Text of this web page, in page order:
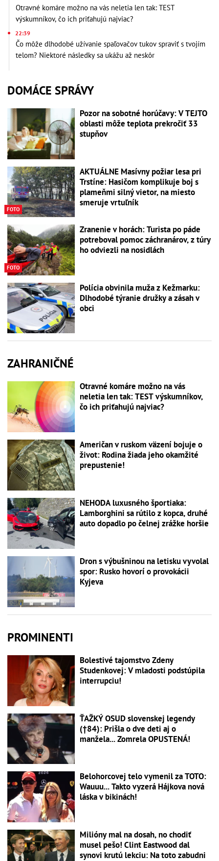
Otravné komáre možno na vás neletia len tak: TEST
výskumníkov, čo ich priťahujú najviac?
22:39
Čo môže dlhodobé užívanie spaľovačov tukov spraviť s tvojím
telom? Niektoré následky sa ukážu až neskôr
DOMÁCE SPRÁVY
Pozor na sobotné horúčavy: V TEJTO
oblasti môže teplota prekročiť 33
stupňov
FOTO
AKTUÁLNE Masívny požiar lesa pri
Trstíne: Hasičom komplikuje boj s
plameňmi silný vietor, na miesto
smeruje vrtuľník
FOTO
Zranenie v horách: Turista po páde
potreboval pomoc záchranárov, z túry
ho odviezli na nosidlách
Polícia obvinila muža z Kežmarku:
Dlhodobé týranie družky a zásah v
obci
ZAHRANIČNÉ
Otravné komáre možno na vás
neletia len tak: TEST výskumníkov,
čo ich priťahujú najviac?
Američan v ruskom väzení bojuje o
život: Rodina žiada jeho okamžité
prepustenie!
NEHODA luxusného športiaka:
Lamborghini sa rútilo z kopca, druhé
auto dopadlo po čelnej zrážke horšie
Dron s výbušninou na letisku vyvolal
spor: Rusko hovorí o provokácii
Kyjeva
PROMINENTI
Bolestivé tajomstvo Zdeny
Studenkovej: V mladosti podstúpila
interrupciu!
ŤAŽKÝ OSUD slovenskej legendy
(†84): Prišla o dve deti aj o
manžela... Zomrela OPUSTENÁ!
Belohorcovej telo vymenil za TOTO:
Wauuu... Takto vyzerá Hájkova nová
láska v bikinách!
Milióny mal na dosah, no chodiť
musel pešo! Clint Eastwood dal
synovi krutú lekciu: Na toto zabudni